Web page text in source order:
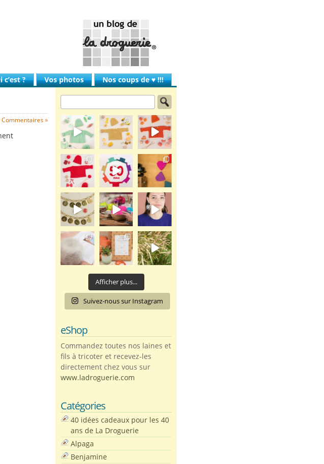
c’est ? Vos photos Nos coups de ♥ !!!
Commentaires »
Afficher plus...
Suivez-nous sur Instagram
eShop
Commandez toutes nos laines et
fils à tricoter et recevez-les
directement chez vous sur
www.ladroguerie.com
Catégories
40 idées cadeaux pour les 40
ans de La Droguerie
Alpaga
Benjamine